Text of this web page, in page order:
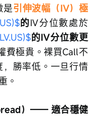
是引伸波幅（IV）極
的IV分位數處於
的IV分位數更
費極貴。裸買Call不
勝率低。一旦行情
。
）—— 適合穩健